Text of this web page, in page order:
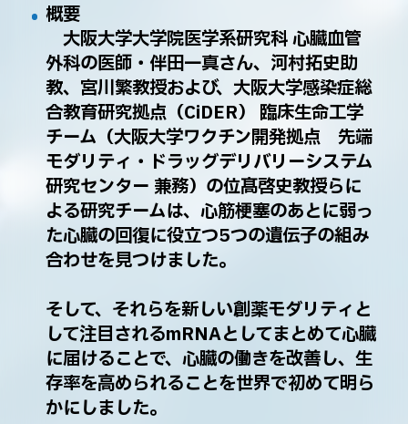
概要
大阪大学大学院医学系研究科 心臓血管
外科の医師・伴田一真さん、河村拓史助
教、宮川繁教授および、大阪大学感染症総
合教育研究拠点（CiDER） 臨床生命工学
チーム（大阪大学ワクチン開発拠点 先端
モダリティ・ドラッグデリバリーシステム
研究センター 兼務）の位髙啓史教授らに
よる研究チームは、心筋梗塞のあとに弱っ
た心臓の回復に役立つ5つの遺伝子の組み
合わせを見つけました。
そして、それらを新しい創薬モダリティと
して注目されるmRNAとしてまとめて心臓
に届けることで、心臓の働きを改善し、生
存率を高められることを世界で初めて明ら
かにしました。